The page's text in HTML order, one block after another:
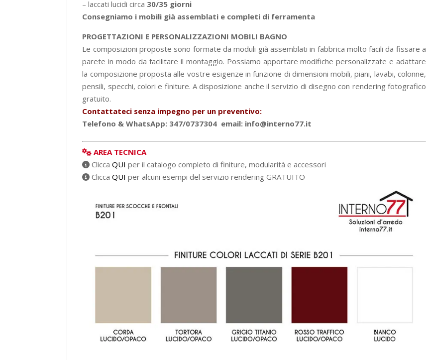
– laccati lucidi circa 30/35 giorni
Consegniamo i mobili già assemblati e completi di ferramenta
PROGETTAZIONI E PERSONALIZZAZIONI MOBILI BAGNO
Le composizioni proposte sono formate da moduli già assemblati in fabbrica molto facili da fissare a
parete in modo da facilitare il montaggio. Possiamo apportare modifiche personalizzate e adattare
la composizione proposta alle vostre esigenze in funzione di dimensioni mobili, piani, lavabi, colonne,
pensili, specchi, colori e finiture. A disposizione anche il servizio di disegno con rendering fotografico
gratuito.
Contattateci senza impegno per un preventivo:
Telefono & WhatsApp: 347/0737304 email: info@interno77.it
AREA TECNICA
CliccaQUI per il catalogo completo di finiture, modularità e accessori
CliccaQUI per alcuni esempi del servizio rendering GRATUITO